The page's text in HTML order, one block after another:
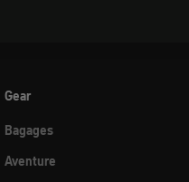
Gear
Bagages
Aventure